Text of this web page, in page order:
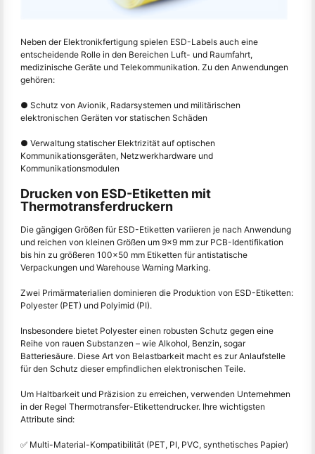
Neben der Elektronikfertigung spielen ESD-Labels auch eine
entscheidende Rolle in den Bereichen Luft- und Raumfahrt,
medizinische Geräte und Telekommunikation. Zu den Anwendungen
gehören:
● Schutz von Avionik, Radarsystemen und militärischen
elektronischen Geräten vor statischen Schäden
● Verwaltung statischer Elektrizität auf optischen
Kommunikationsgeräten, Netzwerkhardware und
Kommunikationsmodulen
Drucken von ESD-Etiketten mit
Thermotransferdruckern
Die gängigen Größen für ESD-Etiketten variieren je nach Anwendung
und reichen von kleinen Größen um 9x9 mm zur PCB-Identifikation
bis hin zu größeren 100x50 mm Etiketten für antistatische
Verpackungen und Warehouse Warning Marking.
Zwei Primärmaterialien dominieren die Produktion von ESD-Etiketten:
Polyester (PET) und Polyimid (PI).
Insbesondere bietet Polyester einen robusten Schutz gegen eine
Reihe von rauen Substanzen – wie Alkohol, Benzin, sogar
Batteriesäure. Diese Art von Belastbarkeit macht es zur Anlaufstelle
für den Schutz dieser empfindlichen elektronischen Teile.
Um Haltbarkeit und Präzision zu erreichen, verwenden Unternehmen
in der Regel Thermotransfer-Etikettendrucker. Ihre wichtigsten
Attribute sind:
✅ Multi-Material-Kompatibilität (PET, PI, PVC, synthetisches Papier)